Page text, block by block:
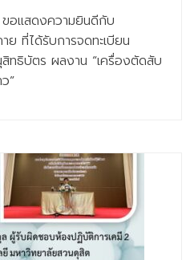
ขอแสดงความยินดีกับ
ย ที่ได้รับการจดทะเบียน
ธิบัตร ผลงาน “เครื่องตัดสับ
”